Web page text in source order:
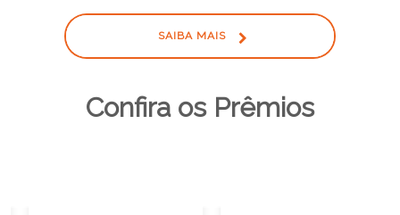
SAIBA MAIS
Confira os Prêmios